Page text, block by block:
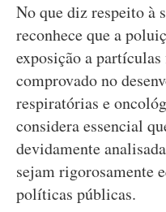
No que diz respeito à
reconhece que a
exposição a
comprovado no
respiratórias e
considera essencial
devidamente
sejam rigorosamente
políticas públicas.